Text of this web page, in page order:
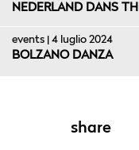
NEDERLAND DANS
events | 4 luglio 2024
BOLZANO DANZA
share